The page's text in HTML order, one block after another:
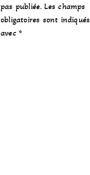
pas publiée. Les champs
obligatoires sont indiqués
avec *